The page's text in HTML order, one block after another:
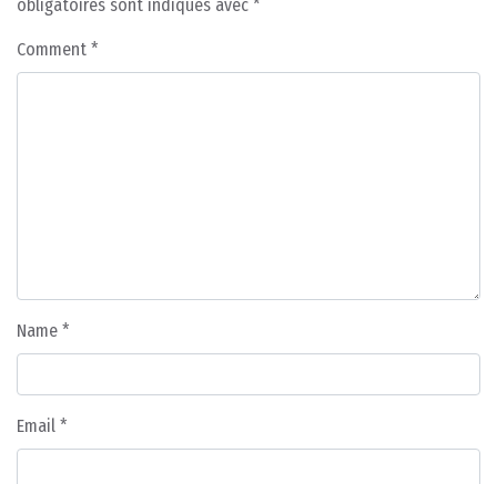
obligatoires sont indiqués avec *
Comment *
Name *
Email *